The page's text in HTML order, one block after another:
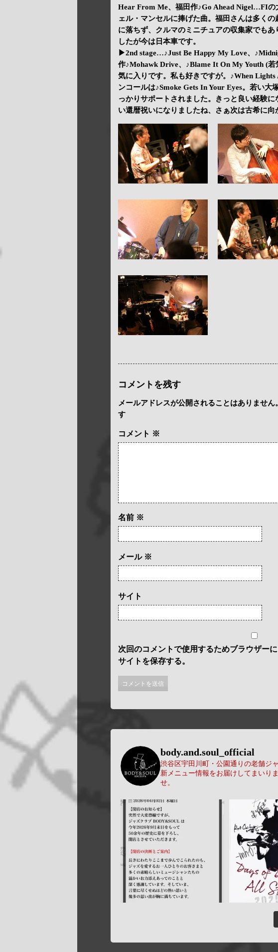
Hear From Me、福田作♪Go Ahead Nigel…FIの
ェル・マンセルに捧げた曲。福田さんは多く
に落ちず、クルマのミニチュアの収集家でも
したが今は日本車です。
▶2nd stage…♪Just Be Happy My Love、
作♪Mohawk Drive、♪Blame It On My Youth (
気に入りです。私も好きですが。♪When
ンコールは♪Smoke Gets In Your Eyes。若い大
っかりサポートされました。きっと良い経験
い還暦祝いになりましたね、さぁ次は古希に向
コメントを残す
メールアドレスが公開されることはありません。
す
コメント ※
名前 ※
メール ※
サイト
次回のコメントで使用するためブラウザー
サイトを保存する。
body.and.soul_official
渋谷区宇田川町・公園通りの老舗ジ
新メニュー情報をお届けしてまいり
せ。